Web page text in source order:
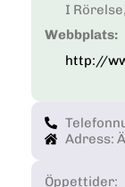
I
Webbplats:
http://
Adress:
Öppettider: